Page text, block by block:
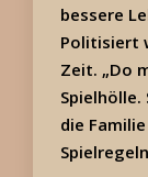
bessere
Politisiert
Zeit. „Do
die